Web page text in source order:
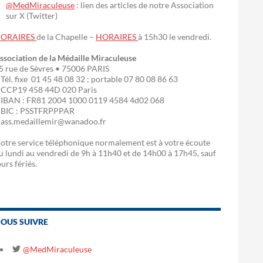
@MedMiraculeuse : lien des articles de notre Association
sur X (Twitter)
de la Chapelle – HORAIRESà 15h30 le vendredi.
de la Médaille Miraculeuse
rue de Sèvres • 75006 PARIS
fixe 01 45 48 08 32 ; portable 07 80 08 86 63
458 44D 020 Paris
: FR81 2004 1000 0119 4584 4d02 068
: PSSTFRPPPAR
service téléphonique normalement est à votre écoute
lundi au vendredi de 9h à 11h40 et de 14h00 à 17h45, sauf
fériés.
SUIVRE
@MedMiraculeuse